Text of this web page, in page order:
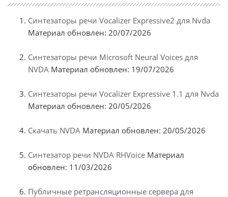
Синтезаторы речи Vocalizer Expressive2 для Nvda
Материал обновлен: 20/07/2026
Синтезаторы речи Microsoft Neural Voices для
NVDA Материал обновлен: 19/07/2026
Синтезаторы речи Vocalizer Expressive 1.1 для Nvda
Материал обновлен: 20/05/2026
Скачать NVDA Материал обновлен: 20/05/2026
Синтезатор речи NVDA RHVoice Материал
обновлен: 11/03/2026
Публичные ретрансляционные сервера для